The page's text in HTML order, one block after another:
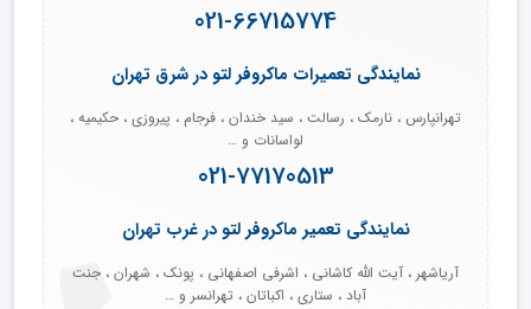
021-66715774
نمایندگی تعمیرات ماکروفر لتو در شرق تهران
تهرانپارس ، نارمک ، رسالت ، سید خندان ، فرجام ، پیروزی ، حکیمیه ،
لواسانات و …
021-77170513
نمایندگی تعمیر ماکروفر لتو در غرب تهران
آریاشهر ، آیت الله کاشانی ، اشرفی اصفهانی ، پونک ، شهران ، جنت
آباد ، ستاری ، اکباتان ، تهرانسر و …